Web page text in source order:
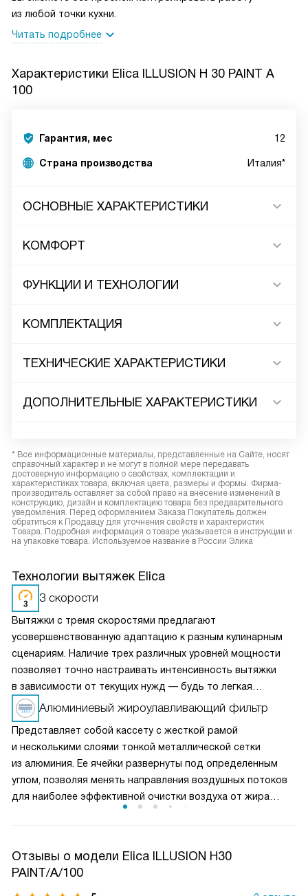
из любой точки кухни.
Читать подробнее
Характеристики Elica ILLUSION H 30 PAINT A
100
Гарантия, мес 12
Страна производства Италия*
ОСНОВНЫЕ ХАРАКТЕРИСТИКИ
КОМФОРТ
ФУНКЦИИ И ТЕХНОЛОГИИ
КОМПЛЕКТАЦИЯ
ТЕХНИЧЕСКИЕ ХАРАКТЕРИСТИКИ
ДОПОЛНИТЕЛЬНЫЕ ХАРАКТЕРИСТИКИ
* Все информационные материалы, представленные на Сайте, носят
справочный характер и не могут в полной мере передавать
достоверную информацию о свойствах, комплектации и
характеристиках товара, включая цвета, размеры и формы. Фирма-
производитель оставляет за собой право на внесение изменений в
конструкцию, дизайн и комплектацию товара без предварительного
уведомления. Перед оформлением Заказа Покупатель должен
обратиться к Продавцу для уточнения свойств и характеристик
Товара. Подробная информация о товаре указывается в инструкции и
на упаковке товара. Используемое название в России Элика
Технологии вытяжек Elica
3 скорости
Вытяжки с тремя скоростями предлагают
усовершенствованную адаптацию к разным кулинарным
сценариям. Наличие трех различных уровней мощности
позволяет точно настраивать интенсивность вытяжки
в зависимости от текущих нужд — будь то легкая
вентиляция при медленном приготовлении или мощное
удаление пара и запахов при интенсивной жарке. Это
делает вытяжку универсальным решением для любых
кулинарных задач и сохраняет воздух на кухне свежим
и чистым.
Алюминиевый жироулавливающий фильтр
Представляет собой кассету с жесткой рамой
и несколькими слоями тонкой металлической сетки
из алюминия. Ее ячейки развернуты под определенным
углом, позволяя менять направления воздушных потоков
для наиболее эффективной очистки воздуха от жира
Отзывы о модели Elica ILLUSION H30
PAINT/A/100